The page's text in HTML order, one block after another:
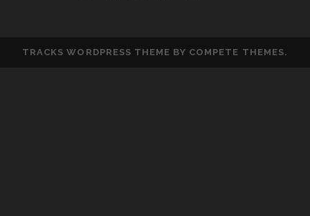
TRACKS WORDPRESS THEME BY COMPETE THEMES.